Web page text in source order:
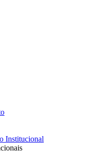
Institucional